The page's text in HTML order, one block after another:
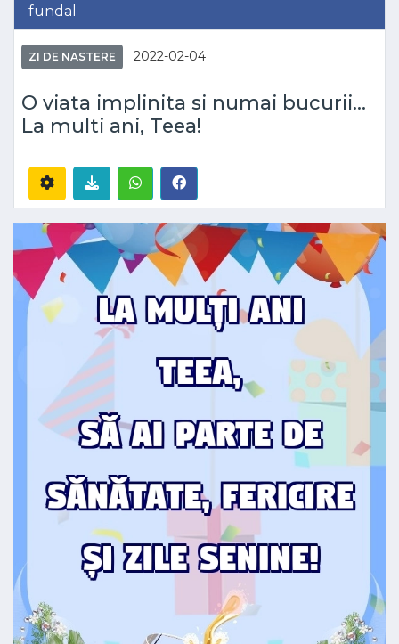
fundal
ZI DE NASTERE 2022-02-04
O viata implinita si numai bucurii...
La multi ani, Teea!